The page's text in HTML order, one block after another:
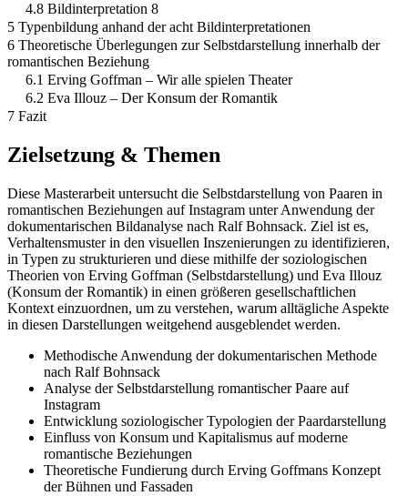
4.8 Bildinterpretation 8
5 Typenbildung anhand der acht Bildinterpretationen
6 Theoretische Überlegungen zur Selbstdarstellung innerhalb der
romantischen Beziehung
6.1 Erving Goffman – Wir alle spielen Theater
6.2 Eva Illouz – Der Konsum der Romantik
7 Fazit
Zielsetzung & Themen
Diese Masterarbeit untersucht die Selbstdarstellung von Paaren in
romantischen Beziehungen auf Instagram unter Anwendung der
dokumentarischen Bildanalyse nach Ralf Bohnsack. Ziel ist es,
Verhaltensmuster in den visuellen Inszenierungen zu identifizieren,
in Typen zu strukturieren und diese mithilfe der soziologischen
Theorien von Erving Goffman (Selbstdarstellung) und Eva Illouz
(Konsum der Romantik) in einen größeren gesellschaftlichen
Kontext einzuordnen, um zu verstehen, warum alltägliche Aspekte
in diesen Darstellungen weitgehend ausgeblendet werden.
Methodische Anwendung der dokumentarischen Methode
nach Ralf Bohnsack
Analyse der Selbstdarstellung romantischer Paare auf
Instagram
Entwicklung soziologischer Typologien der Paardarstellung
Einfluss von Konsum und Kapitalismus auf moderne
romantische Beziehungen
Theoretische Fundierung durch Erving Goffmans Konzept
der Bühnen und Fassaden